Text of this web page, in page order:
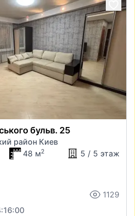
бульв. 25
район Киев
48 м2
5 / 5 этаж
1129